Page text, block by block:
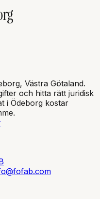
, Västra Götaland.
och hitta rätt juridisk
i Ödeborg kostar